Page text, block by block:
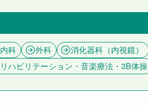
内科 外科 消化器科（内視鏡）
リハビリテーション・音楽療法・3B体操